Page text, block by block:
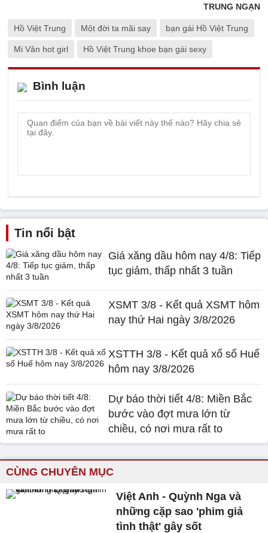
TRUNG NGẠN
Hồ Việt Trung Một đời ta mãi say bạn gái Hồ Việt Trung
Mi Vân hot girl Hồ Việt Trung khoe bạn gái sexy
Bình luận
Tin nổi bật
Giá xăng dầu hôm nay 4/8: Tiếp
tục giảm, thấp nhất 3 tuần
XSMT 3/8 - Kết quả XSMT hôm
nay thứ Hai ngày 3/8/2026
XSTTH 3/8 - Kết quả xổ số Huế
hôm nay 3/8/2026
Dự báo thời tiết 4/8: Miền Bắc
bước vào đợt mưa lớn từ
chiều, có nơi mưa rất to
CÙNG CHUYÊN MỤC
Việt Anh - Quỳnh Nga và
những cặp sao 'phim giả
tình thật' gây sốt